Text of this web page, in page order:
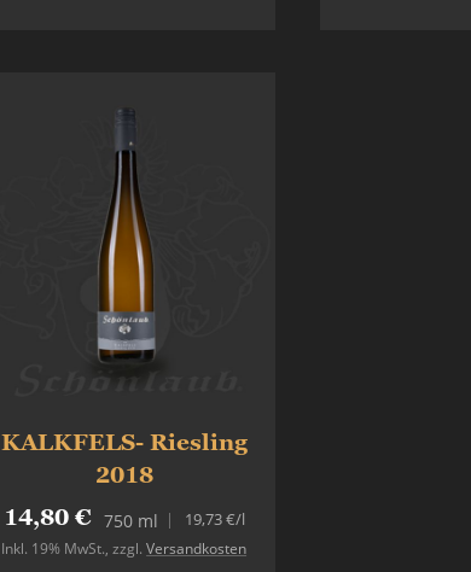
KALKFELS- Riesling
2018
14,80 € 750 ml
Inkl. 19% MwSt.,zzgl.Versandkosten
19,73 €/l